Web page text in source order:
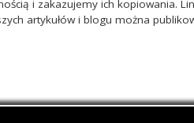
i zakazujemy ich kopiowania.
artykułów i blogu można